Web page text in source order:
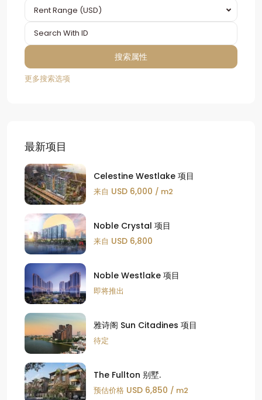
Rent Range (USD)
更多搜索选项
最新项目
Celestine Westlake 项目
来自 USD 6,000 / m2
Noble Crystal 项目
来自 USD 6,800
Noble Westlake 项目
即将推出
雅诗阁 Sun Citadines 项目
待定
The Fullton 别墅.
预估价格 USD 6,850 / m2